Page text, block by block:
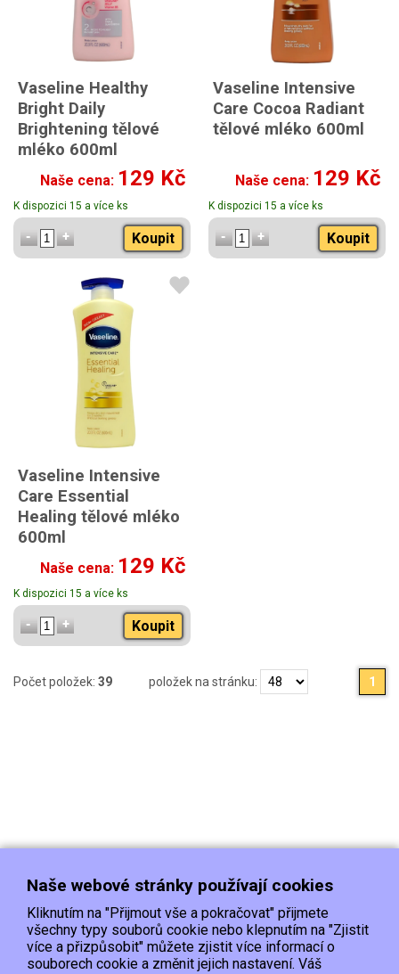
Vaseline Healthy
Bright Daily
Brightening tělové
mléko 600ml
Naše cena: 129 Kč
K dispozici 15 a více ks
Koupit
Vaseline Intensive
Care Cocoa Radiant
tělové mléko 600ml
Naše cena: 129 Kč
K dispozici 15 a více ks
Koupit
Vaseline Intensive
Care Essential
Healing tělové mléko
600ml
Naše cena: 129 Kč
K dispozici 15 a více ks
Koupit
Počet položek: 39 položek na stránku: 1
Doprava Platba Kontakt/Reklamace
Naše webové stránky používají cookies
Kliknutím na "Přijmout vše a pokračovat" přijmete
všechny typy souborů cookie nebo klepnutím na "Zjistit
více a přizpůsobit" můžete zjistit více informací o
souborech cookie a změnit jejich nastavení. Váš